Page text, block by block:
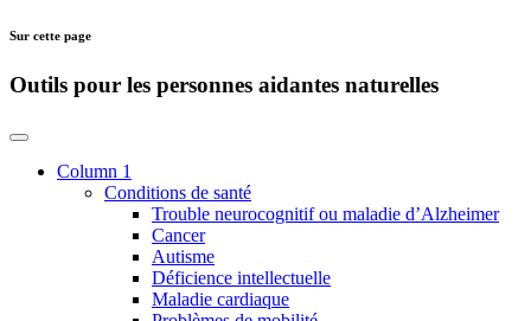
Sur cette page
Outils pour les personnes aidantes naturelles
Column 1
Conditions de santé
Trouble neurocognitif ou maladie d’Alzheimer
Cancer
Autisme
Déficience intellectuelle
Maladie cardiaque